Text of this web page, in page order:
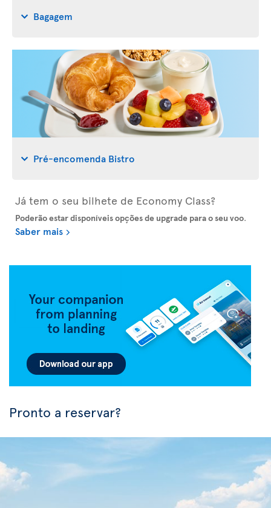
Bagagem
Pré-encomenda Bistro
Já tem o seu bilhete de Economy Class?
Poderão estar disponíveis opções de upgrade para o seu voo.
Saber mais
Pronto a reservar?